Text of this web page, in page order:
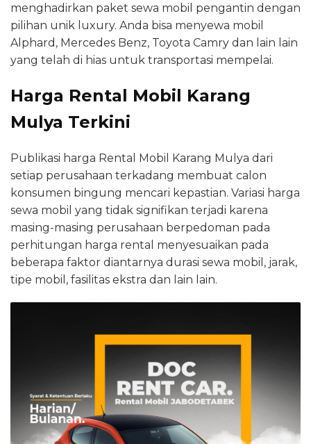
menghadirkan paket sewa mobil pengantin dengan
pilihan unik luxury. Anda bisa menyewa mobil
Alphard, Mercedes Benz, Toyota Camry dan lain lain
yang telah di hias untuk transportasi mempelai.
Harga Rental Mobil Karang
Mulya Terkini
Publikasi harga Rental Mobil Karang Mulya dari
setiap perusahaan terkadang membuat calon
konsumen bingung mencari kepastian. Variasi harga
sewa mobil yang tidak signifikan terjadi karena
masing-masing perusahaan berpedoman pada
perhitungan harga rental menyesuaikan pada
beberapa faktor diantarnya durasi sewa mobil, jarak,
tipe mobil, fasilitas ekstra dan lain lain.